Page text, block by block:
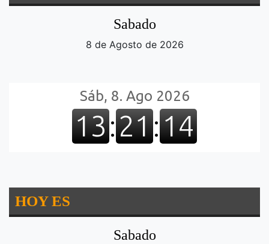
Sabado
8 de Agosto de 2026
HOY ES
Sabado